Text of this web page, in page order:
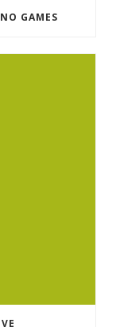
GAMES